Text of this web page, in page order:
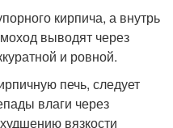
кирпича, а внутрь
выводят через
и ровной.
печь, следует
влаги через
вязкости